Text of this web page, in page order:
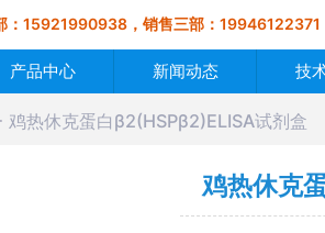
：15921990938，销售三部：
产品中心 新闻动态 技
鸡热休克蛋白β2(HSPβ2)ELISA试剂盒
鸡热休克